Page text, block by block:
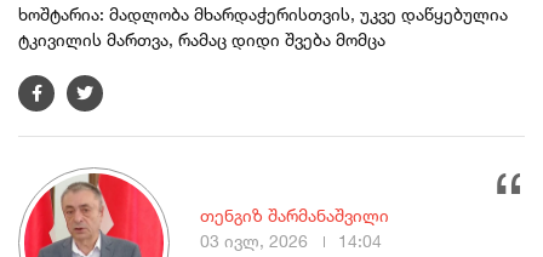
ხოშტარია: მადლობა მხარდაჭერისთვის, უკვე დაწყებულია
ტკივილის მართვა, რამაც დიდი შვება მომცა
თენგიზ შარმანაშვილი
03 ივლ, 2026
14:04